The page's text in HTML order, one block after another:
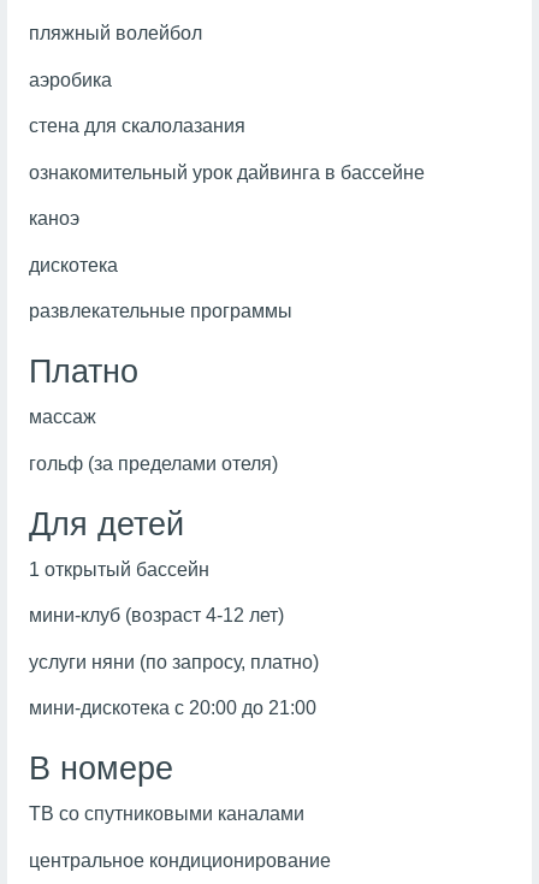
пляжный волейбол
аэробика
стена для скалолазания
ознакомительный урок дайвинга в бассейне
каноэ
дискотека
развлекательные программы
Платно
массаж
гольф (за пределами отеля)
Для детей
1 открытый бассейн
мини-клуб (возраст 4-12 лет)
услуги няни (по запросу, платно)
мини-дискотека с 20:00 до 21:00
В номере
ТВ со спутниковыми каналами
центральное кондиционирование